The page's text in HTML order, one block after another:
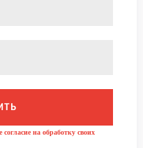
на обработку своих